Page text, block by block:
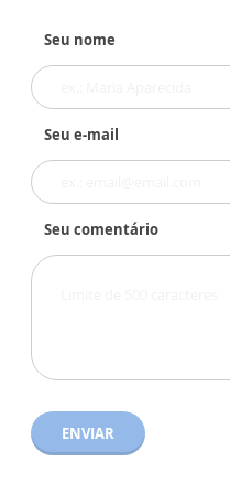
Seu nome
Seu e-mail
Seu comentário
ENVIAR